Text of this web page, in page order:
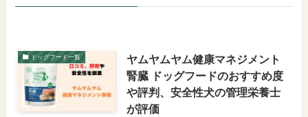
ドッグフード一覧
ヤムヤムヤム健康マネジメント
腎臓 ドッグフードのおすすめ度
や評判、安全性犬の管理栄養士
が評価